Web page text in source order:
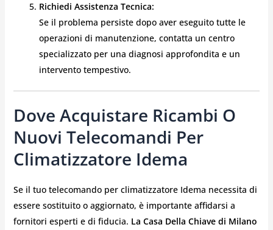
Richiedi Assistenza Tecnica:
Se il problema persiste dopo aver eseguito tutte le
operazioni di manutenzione, contatta un centro
specializzato per una diagnosi approfondita e un
intervento tempestivo.
Dove Acquistare Ricambi O
Nuovi Telecomandi Per
Climatizzatore Idema
Se il tuo telecomando per climatizzatore Idema necessita di
essere sostituito o aggiornato, è importante affidarsi a
fornitori esperti e di fiducia. La Casa Della Chiave di Milano